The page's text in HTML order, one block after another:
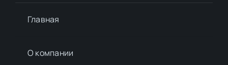
Главная
О компании